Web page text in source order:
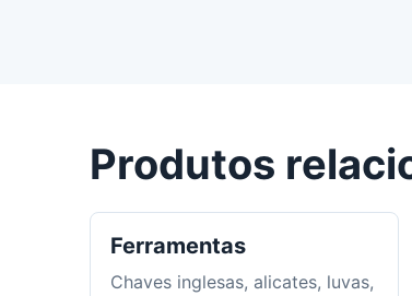
Produtos
Ferramentas
Chaves inglesas, alicates, luvas,